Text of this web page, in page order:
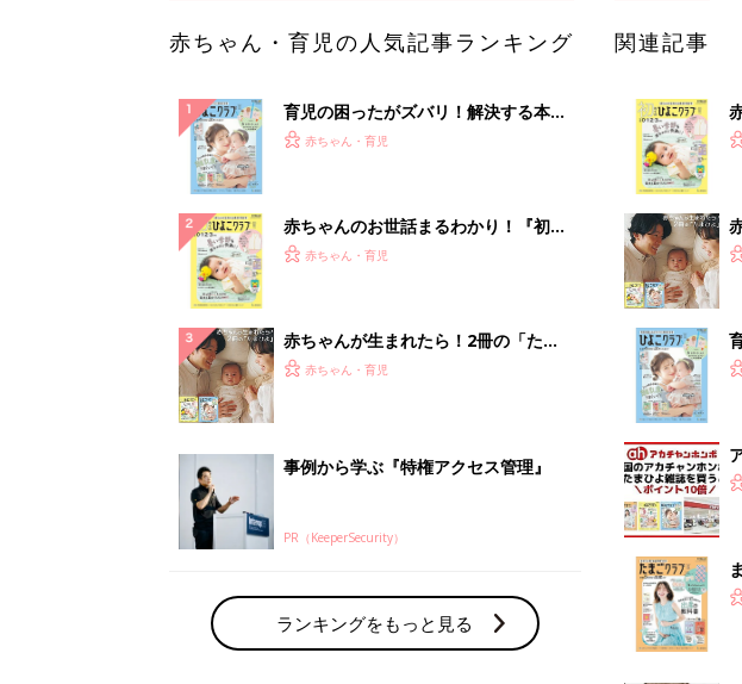
赤ちゃん・育児の人気記事ランキング
育児の困ったがズバリ！解決する本
『ひよこクラブ 夏号』 4カ月～2才
赤ちゃん・育児
赤ちゃんのお世話まるわかり！『初め
てのひよこクラブ 夏号』〈巻頭大特
赤ちゃん・育児
赤ちゃんが生まれたら！2冊の「たま
ひよ」
赤ちゃん・育児
事例から学ぶ『特権アクセス管理』
PR（KeeperSecurity）
ランキングをもっと見る
関連記事